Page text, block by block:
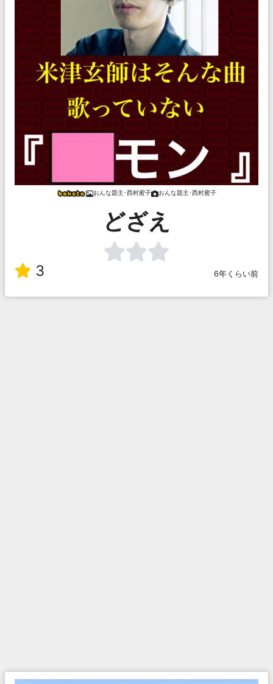
おんな題主･西村蜜子 おんな題主･西村蜜子
どざえ
3 6年くらい前